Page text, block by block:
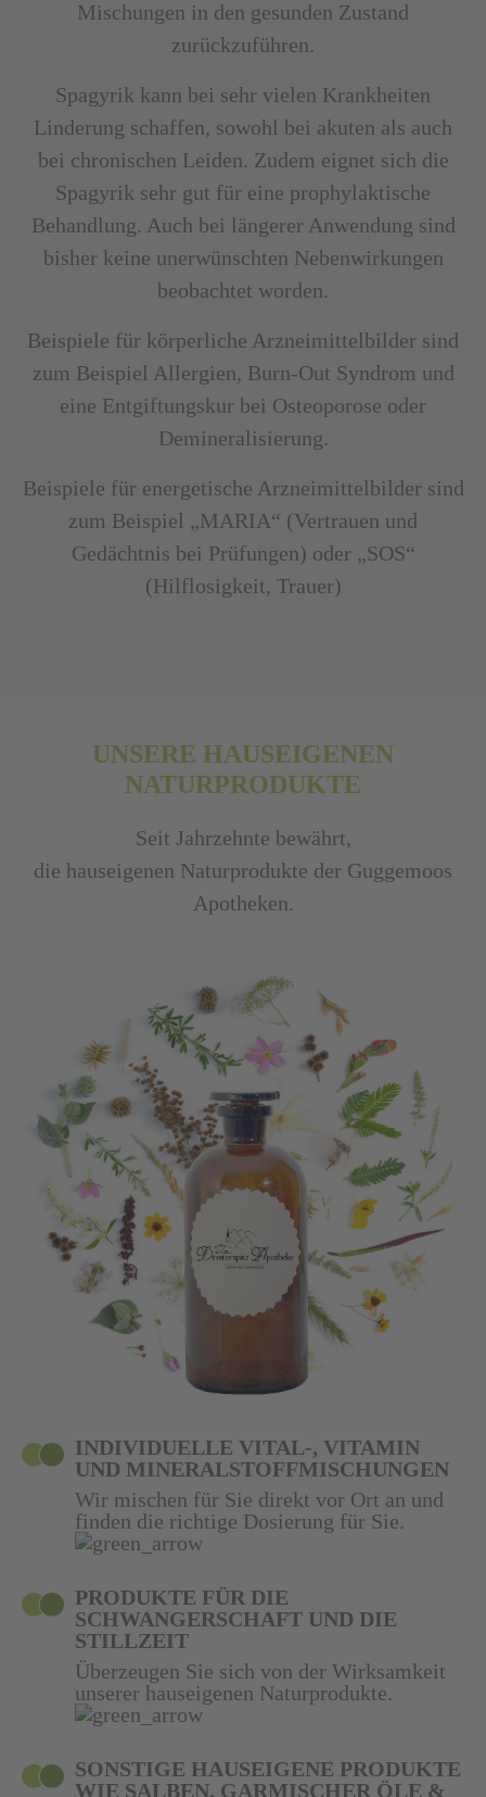
Mischungen in den gesunden Zustand
zurückzuführen.
Spagyrik kann bei sehr vielen Krankheiten
Linderung schaffen, sowohl bei akuten als auch
bei chronischen Leiden. Zudem eignet sich die
Spagyrik sehr gut für eine prophylaktische
Behandlung. Auch bei längerer Anwendung sind
bisher keine unerwünschten Nebenwirkungen
beobachtet worden.
Beispiele für körperliche Arzneimittelbilder sind
zum Beispiel Allergien, Burn-Out Syndrom und
eine Entgiftungskur bei Osteoporose oder
Demineralisierung.
Beispiele für energetische Arzneimittelbilder sind
zum Beispiel „MARIA“ (Vertrauen und
Gedächtnis bei Prüfungen) oder „SOS“
(Hilflosigkeit, Trauer)
UNSERE HAUSEIGENEN
NATURPRODUKTE
Seit Jahrzehnte bewährt,
die hauseigenen Naturprodukte der Guggemoos
Apotheken.
INDIVIDUELLE VITAL-, VITAMIN
UND MINERALSTOFFMISCHUNGEN
Wir mischen für Sie direkt vor Ort an und
finden die richtige Dosierung für Sie.
PRODUKTE FÜR DIE
SCHWANGERSCHAFT UND DIE
STILLZEIT
Überzeugen Sie sich von der Wirksamkeit
unserer hauseigenen Naturprodukte.
SONSTIGE HAUSEIGENE PRODUKTE
WIE SALBEN, GARMISCHER ÖLE &